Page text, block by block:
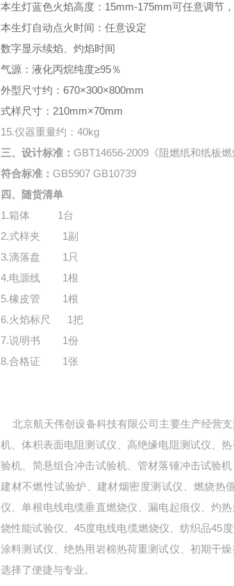
本生灯蓝色火焰高度： 15mm-175mm可任意调节
本生灯自动点火时间：任意设定
数字显示续焰、灼焰时间
气源：液化丙烷纯度≥95％
外型尺寸约：670×300×800mm
式样尺寸： 210mm×70mm
15.仪器重量约：40kg
三、设计标准： GBT14656-2009 《阻燃纸和纸板
符合标准： GB5907 GB10739
四、随货清单
1.箱体 1 台
2.式样夹 1 副
3.滴落盘 1 只
4.电源线 1根
5.橡皮管 1根
6.火焰标尺 1把
7.说明书 1份
8.合格证 1张
北京航天伟创设备科技有限公司主要生产经营
机、体积表面电阻测试仪、高绝缘电阻测试仪、
验机、简悬组合冲击试验机、管材落锤冲击试验
建材不燃性试验炉、建材烟密度测试仪、燃烧热
仪、单根电线电缆垂直燃烧仪、漏电起痕仪、灼
烧性能试验仪、45度电线电缆燃烧仪、纺织品45
涂料测试仪、绝热用岩棉热荷重测试仪、初期干
选择了便捷与专业。